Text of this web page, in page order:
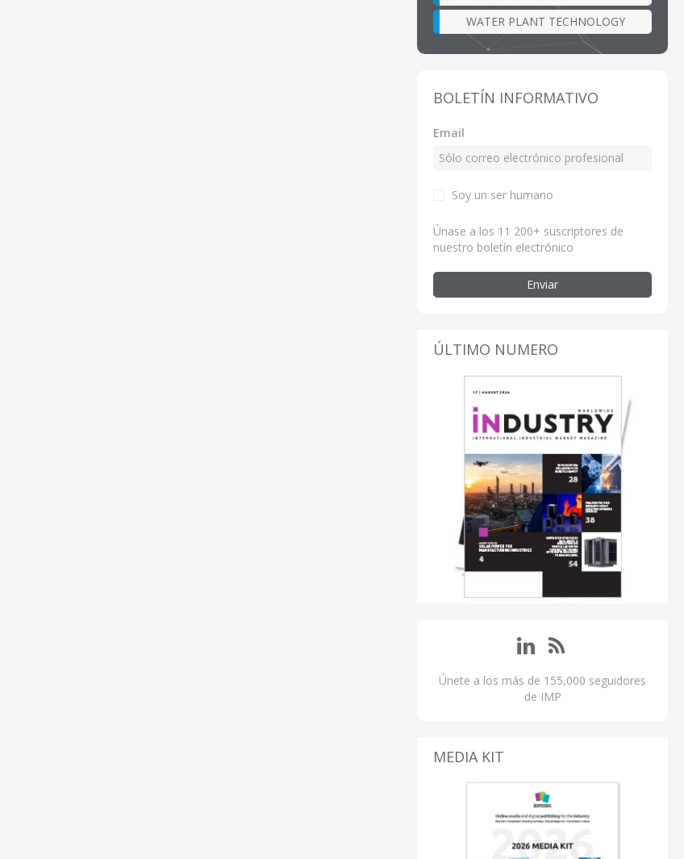
WATER PLANT TECHNOLOGY
BOLETÍN INFORMATIVO
Email
Soy un ser humano
Únase a los 11 200+ suscriptores de
nuestro boletín electrónico
Enviar
ÚLTIMO NUMERO
Únete a los más de 155,000 seguidores
de IMP
MEDIA KIT